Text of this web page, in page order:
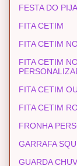
FESTA DO
FITA CETIM
FITA CETIM
FITA CETIM
FITA CETIM
FITA CETIM
FRONHA
GARRAFA
GUARDA